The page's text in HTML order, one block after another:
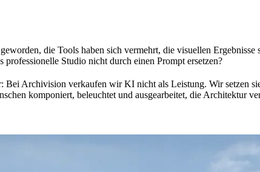
die Tools haben sich vermehrt, die visuellen Ergebnisse
Studio nicht durch einen Prompt ersetzen?
Archivision verkaufen wir KI nicht als Leistung. Wir setzen
komponiert, beleuchtet und ausgearbeitet, die Architektur